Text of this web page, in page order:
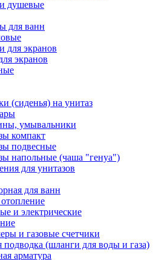
душевые
для ванн
для экранов
экранов
(сиденья) на унитаз
умывальники
компакт
подвесные
напольные (чаша "генуа")
для унитазов
для ванн
и электрические
и газовые счетчики
подводка (шланги для воды и газа)
арматура